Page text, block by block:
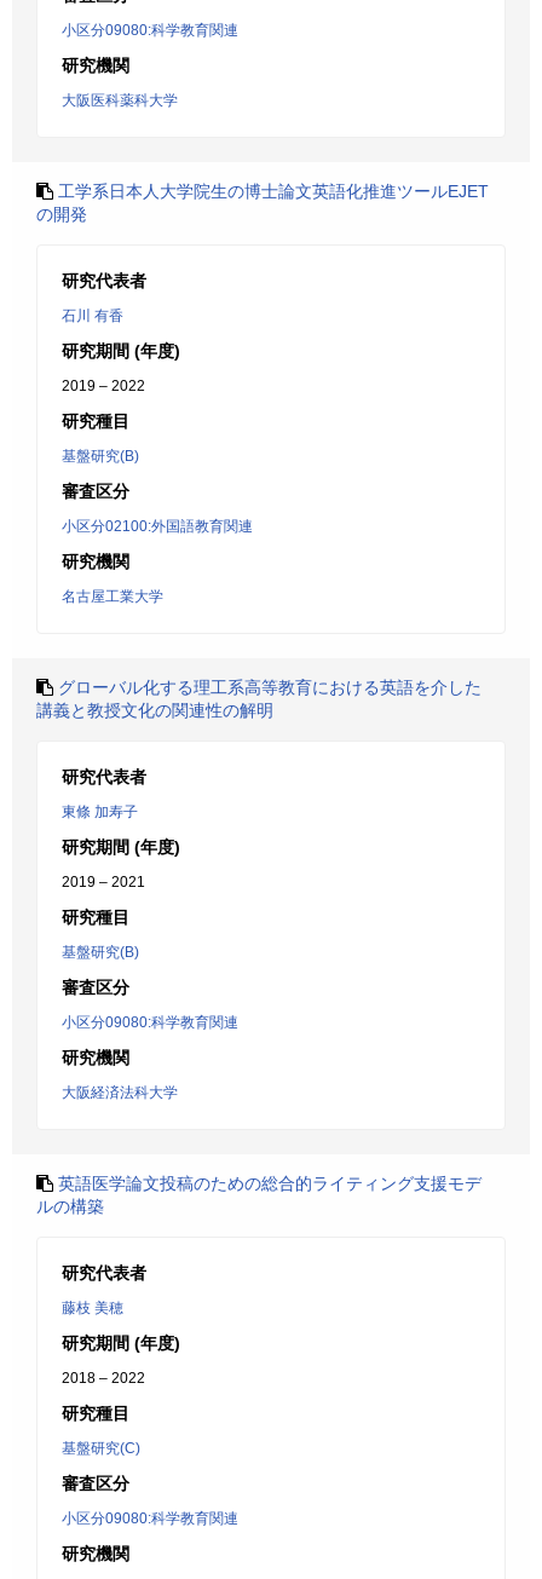
小区分09080:科学教育関連
研究機関
大阪医科薬科大学
工学系日本人大学院生の博士論文英語化推進ツールEJET
の開発
研究代表者
石川 有香
研究期間 (年度)
2019 – 2022
研究種目
基盤研究(B)
審査区分
小区分02100:外国語教育関連
研究機関
名古屋工業大学
グローバル化する理工系高等教育における英語を介した
講義と教授文化の関連性の解明
研究代表者
東條 加寿子
研究期間 (年度)
2019 – 2021
研究種目
基盤研究(B)
審査区分
小区分09080:科学教育関連
研究機関
大阪経済法科大学
英語医学論文投稿のための総合的ライティング支援モデ
ルの構築
研究代表者
藤枝 美穂
研究期間 (年度)
2018 – 2022
研究種目
基盤研究(C)
審査区分
小区分09080:科学教育関連
研究機関